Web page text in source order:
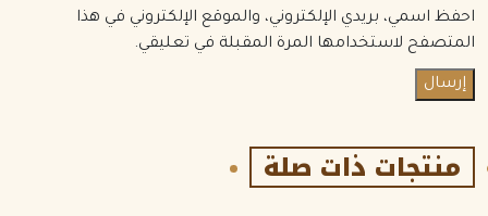
احفظ اسمي، بريدي الإلكتروني، والموقع الإلكتروني في هذا
المتصفح لاستخدامها المرة المقبلة في تعليقي.
منتجات ذات صلة